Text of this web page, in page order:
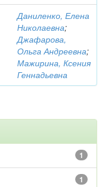
Даниленко, Елена
Николаевна;
Джафарова,
Ольга Андреевна;
Мажирина, Ксения
Геннадьевна
1
1